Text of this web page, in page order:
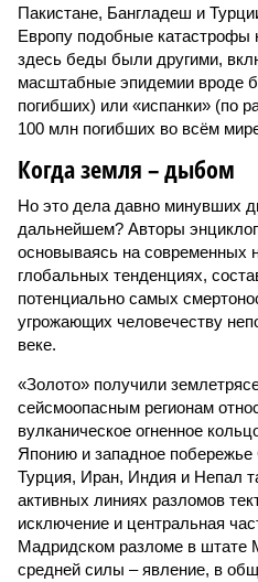
Пакистане, Бангладеш и
Европу подобные катастрофы
здесь беды были другими,
масштабные эпидемии вроде
погибших) или «испанки» (по
100 млн погибших во всём
Когда земля – дыбом
Но это дела давно минувших
дальнейшем? Авторы
основываясь на современных
глобальных тенденциях,
потенциально самых
угрожающих человечеству
веке.
«Золото» получили
сейсмоопасным регионам
вулканическое огненное
Японию и западное
Турция, Иран, Индия и Непал
активных линиях разломов
исключение и центральная
Мадридском разломе в штате
средней силы – явление, в